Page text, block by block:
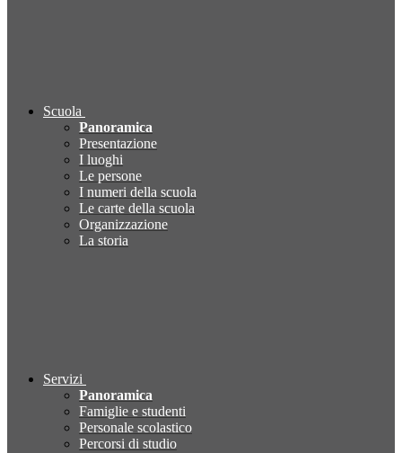
Scuola
Panoramica
Presentazione
I luoghi
Le persone
I numeri della scuola
Le carte della scuola
Organizzazione
La storia
Servizi
Panoramica
Famiglie e studenti
Personale scolastico
Percorsi di studio